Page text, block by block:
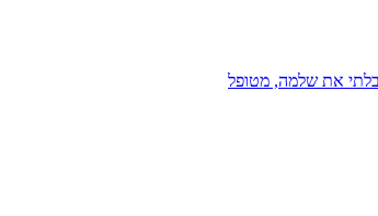
את שלמה, מטופל